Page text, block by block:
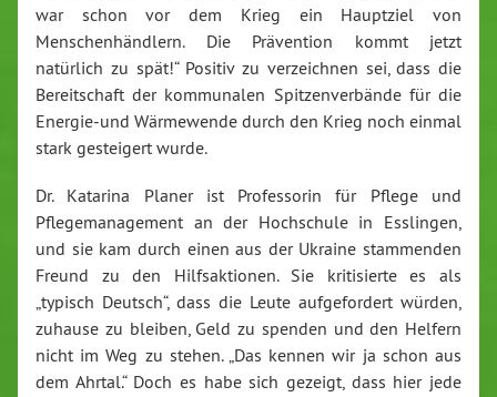
war schon vor dem Krieg ein Hauptziel von
Menschenhändlern. Die Prävention kommt jetzt
natürlich zu spät!“ Positiv zu verzeichnen sei, dass die
Bereitschaft der kommunalen Spitzenverbände für die
Energie-und Wärmewende durch den Krieg noch einmal
stark gesteigert wurde.
Dr. Katarina Planer ist Professorin für Pflege und
Pflegemanagement an der Hochschule in Esslingen,
und sie kam durch einen aus der Ukraine stammenden
Freund zu den Hilfsaktionen. Sie kritisierte es als
„typisch Deutsch“, dass die Leute aufgefordert würden,
zuhause zu bleiben, Geld zu spenden und den Helfern
nicht im Weg zu stehen. „Das kennen wir ja schon aus
dem Ahrtal.“ Doch es habe sich gezeigt, dass hier jede